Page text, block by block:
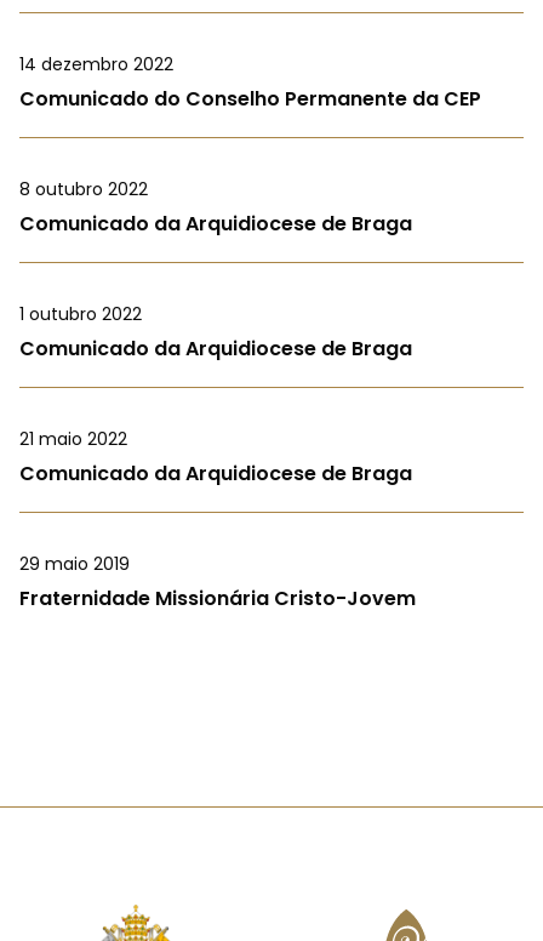
14 dezembro 2022
Comunicado do Conselho Permanente da CEP
8 outubro 2022
Comunicado da Arquidiocese de Braga
1 outubro 2022
Comunicado da Arquidiocese de Braga
21 maio 2022
Comunicado da Arquidiocese de Braga
29 maio 2019
Fraternidade Missionária Cristo-Jovem